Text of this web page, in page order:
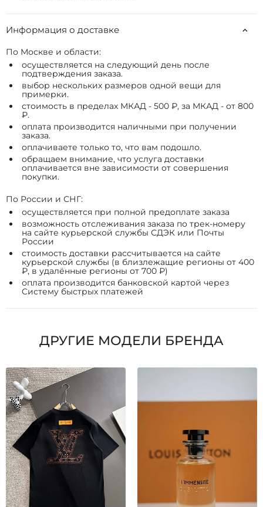
Информация о доставке
По Москве и области:
осуществляется на следующий день после
подтверждения заказа.
выбор нескольких размеров одной вещи для
примерки.
стоимость в пределах МКАД - 500 ₽, за МКАД - от 800
₽.
оплата производится наличными при получении
заказа.
оплачиваете только то, что вам подошло.
обращаем внимание, что услуга доставки
оплачивается вне зависимости от совершения
покупки.
По России и СНГ:
осуществляется при полной предоплате заказа
возможность отслеживания заказа по трек-номеру
на сайте курьерской службы СДЭК или Почты
России
стоимость доставки рассчитывается на сайте
курьерской службы (в близлежащие регионы от 400
₽, в удалённые регионы от 700 ₽)
оплата производится банковской картой через
Систему быстрых платежей
ДРУГИЕ МОДЕЛИ БРЕНДА